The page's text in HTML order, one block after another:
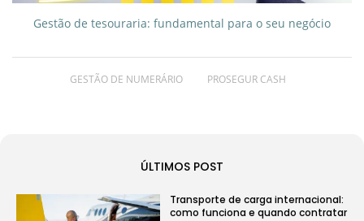
Gestão de tesouraria: fundamental para o seu negócio
GESTÃO DE NUMERÁRIO PROSEGUR CASH
ÚLTIMOS POST
Transporte de carga internacional:
como funciona e quando contratar